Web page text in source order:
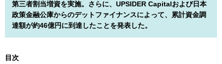
第三者割当増資を実施。さらに、UPSIDER Capitalおよび日本
政策金融公庫からのデットファイナンスによって、累計資金調
達額が約46億円に到達したことを発表した。
目次